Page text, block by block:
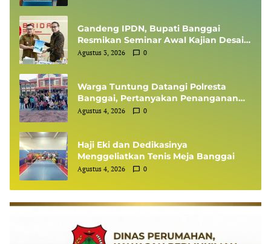
Gandeng IPDN, Bupati Banggai
Resmikan Seminar Awal Kajian Desain
Besar Wilayah
Agustus 3, 2026 0
Warga Tuntung Datangi Polresta
Banggai, Pertanyakan Penanganan
Perkara Dugaan Tipikor APBDes
Agustus 4, 2026 0
Haji Eki dan Dedikasinya
Menggeliatkan Tenis Meja Banggai
Agustus 4, 2026 0